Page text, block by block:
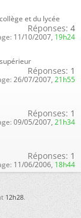
et du lycée
Réponses: 4
11/10/2007, 19h24
Réponses: 1
26/07/2007, 21h55
Réponses: 1
09/05/2007, 21h34
Réponses: 1
11/06/2006, 18h44
12h28.